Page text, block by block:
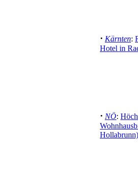
· Kärnten:
Hotel in
· NÖ: